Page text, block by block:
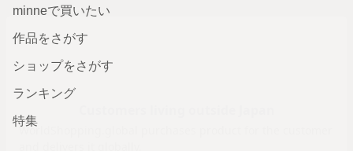
minneで買いたい
作品をさがす
ショップをさがす
ランキング
特集